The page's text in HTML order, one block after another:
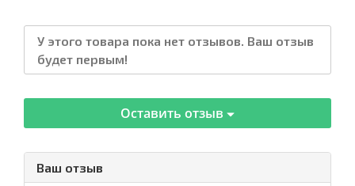
У этого товара пока нет отзывов. Ваш отзыв
будет первым!
Оставить отзыв
Ваш отзыв